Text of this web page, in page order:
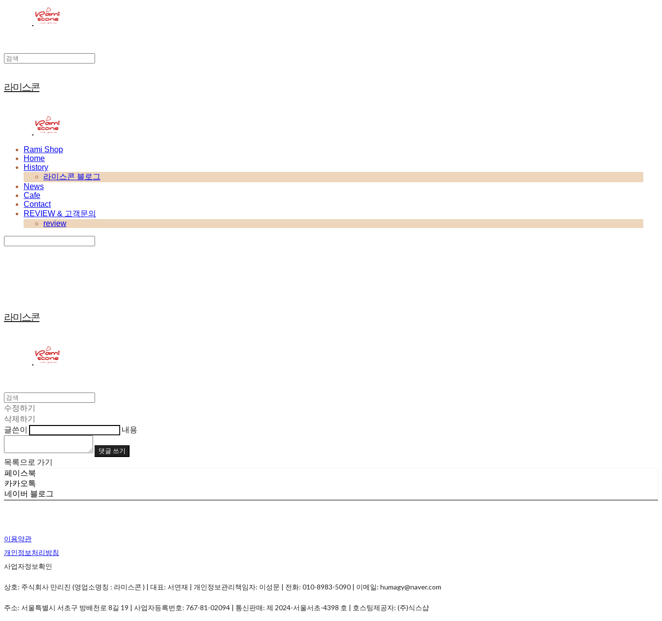
라미스콘
Rami Shop
Home
History
라미스콘 블로그
News
Cafe
Contact
REVIEW & 고객문의
review
라미스콘
수정하기
삭제하기
글쓴이
내용
댓글 쓰기
목록으로 가기
페이스북
카카오톡
네이버 블로그
이용약관
개인정보처리방침
사업자정보확인
상호: 주식회사 만리진 (영업소명칭 : 라미스콘 ) | 대표: 서연재 | 개인정보관리책임자: 이성문 | 전화: 010-8983-5090 | 이메일: humagy@naver.com
주소: 서울특별시 서초구 방배천로 8길 19 | 사업자등록번호: 767-81-02094 | 통신판매: 제 2024-서울서초-4398 호 | 호스팅제공자: (주)식스샵